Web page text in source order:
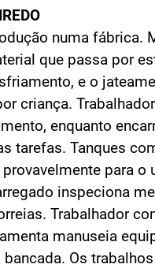
numa fábrica.
que passa por
e o
criança.
enquanto
tarefas. Tanques
para o
inspeciona
Trabalhador
manuseia
bancada. Os